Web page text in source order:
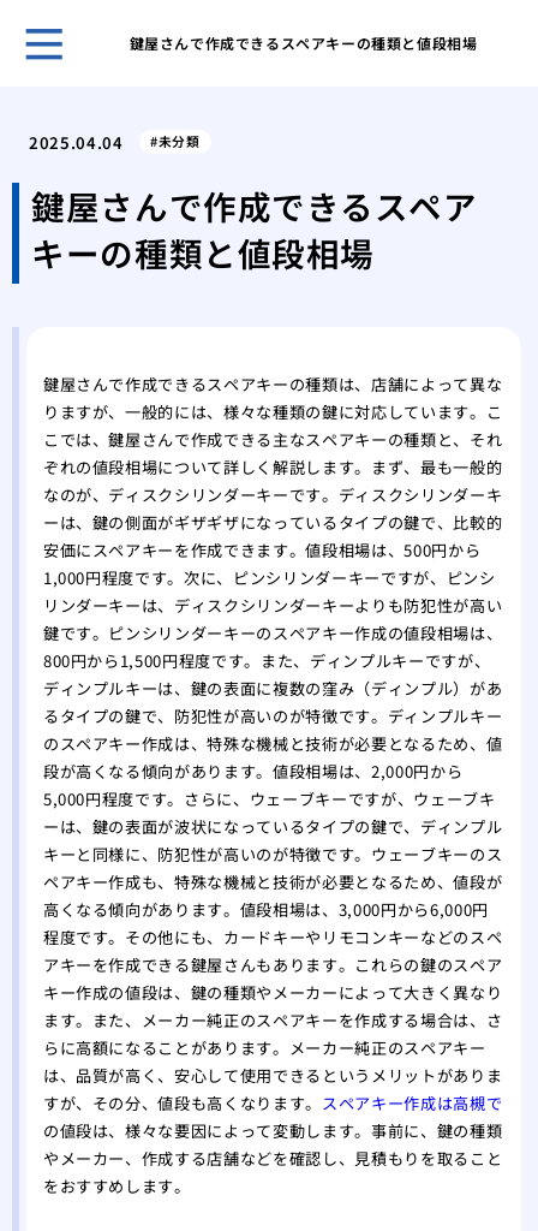
鍵屋さんで作成できるスペアキーの種類と値段相場
自
タ
鍵
2025.04.04 未分類
鍵屋さんで作成できるスペア
キーの種類と値段相場
鍵屋さんで作成できるスペアキーの種類は、店舗によって異な
りますが、一般的には、様々な種類の鍵に対応しています。こ
こでは、鍵屋さんで作成できる主なスペアキーの種類と、それ
ぞれの値段相場について詳しく解説します。まず、最も一般的
なのが、ディスクシリンダーキーです。ディスクシリンダーキ
ーは、鍵の側面がギザギザになっているタイプの鍵で、比較的
安価にスペアキーを作成できます。値段相場は、500円から
1,000円程度です。次に、ピンシリンダーキーですが、ピンシ
リンダーキーは、ディスクシリンダーキーよりも防犯性が高い
鍵です。ピンシリンダーキーのスペアキー作成の値段相場は、
800円から1,500円程度です。また、ディンプルキーですが、
ディンプルキーは、鍵の表面に複数の窪み（ディンプル）があ
るタイプの鍵で、防犯性が高いのが特徴です。ディンプルキー
のスペアキー作成は、特殊な機械と技術が必要となるため、値
段が高くなる傾向があります。値段相場は、2,000円から
5,000円程度です。さらに、ウェーブキーですが、ウェーブキ
ーは、鍵の表面が波状になっているタイプの鍵で、ディンプル
キーと同様に、防犯性が高いのが特徴です。ウェーブキーのス
ペアキー作成も、特殊な機械と技術が必要となるため、値段が
高くなる傾向があります。値段相場は、3,000円から6,000円
程度です。その他にも、カードキーやリモコンキーなどのスペ
アキーを作成できる鍵屋さんもあります。これらの鍵のスペア
キー作成の値段は、鍵の種類やメーカーによって大きく異なり
ます。また、メーカー純正のスペアキーを作成する場合は、さ
らに高額になることがあります。メーカー純正のスペアキー
は、品質が高く、安心して使用できるというメリットがありま
すが、その分、値段も高くなります。 スペアキー作成は高槻で
の値段は、様々な要因によって変動します。事前に、鍵の種類
やメーカー、作成する店舗などを確認し、見積もりを取ること
をおすすめします。